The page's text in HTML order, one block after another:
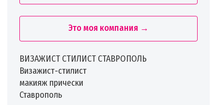
Это моя компания →
ВИЗАЖИСТ СТИЛИСТ СТАВРОПОЛЬ
Визажист-стилист
макияж прически
Ставрополь